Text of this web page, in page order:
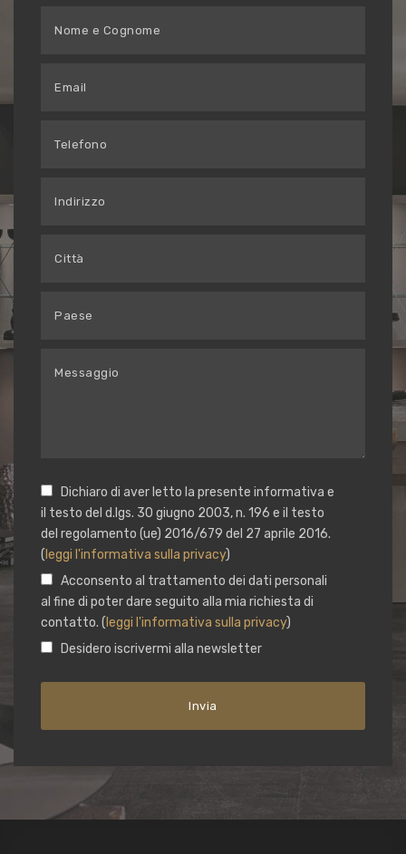
Dichiaro di aver letto la presente informativa e
il testo del d.lgs. 30 giugno 2003, n. 196 e il testo
del regolamento (ue) 2016/679 del 27 aprile 2016.
( leggi l'informativa sulla privacy)
Acconsento al trattamento dei dati personali
al fine di poter dare seguito alla mia richiesta di
contatto. ( leggi l'informativa sulla privacy)
Desidero iscrivermi alla newsletter